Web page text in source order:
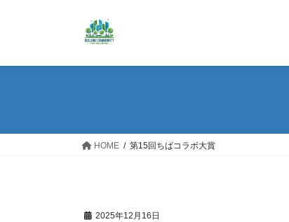
HOME 第15回ちばコラボ大賞
2025年12月16日